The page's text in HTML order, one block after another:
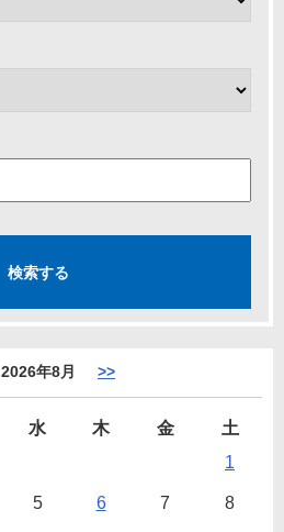
2026年8月 >>
水 木 金
土
1
5 6 7 8